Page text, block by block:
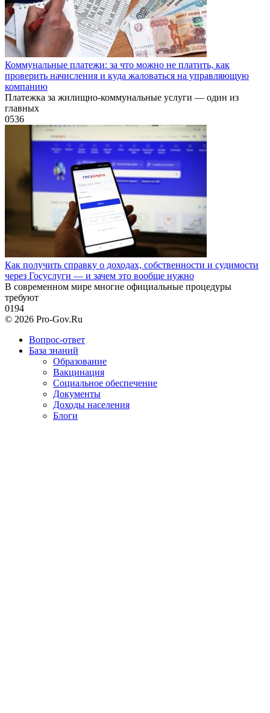
Коммунальные платежи: за что можно не платить, как
проверить начисления и куда жаловаться на управляющую
компанию
Платежка за жилищно-коммунальные услуги — один из
главных
0536
Как получить справку о доходах, собственности и судимости
через Госуслуги — и зачем это вообще нужно
В современном мире многие официальные процедуры
требуют
0194
© 2026 Pro-Gov.Ru
Вопрос-ответ
База знаний
Образование
Вакцинация
Социальное обеспечение
Документы
Доходы населения
Блоги